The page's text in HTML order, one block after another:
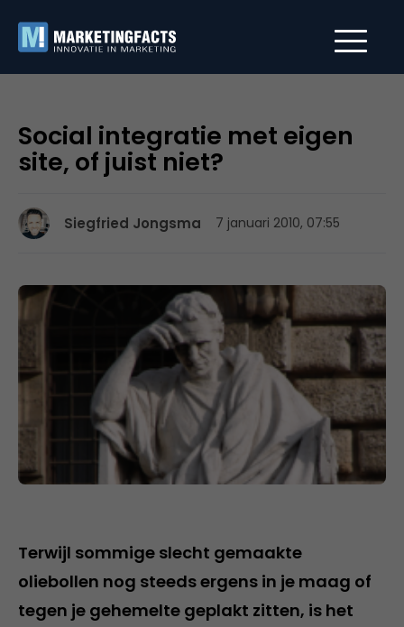
Social integratie met eigen
site, of juist niet?
Siegfried Jongsma 7 januari 2010, 07:55
Terwijl sommige slecht gemaakte
oliebollen nog steeds ergens in je maag of
tegen je gehemelte geplakt zitten, is het